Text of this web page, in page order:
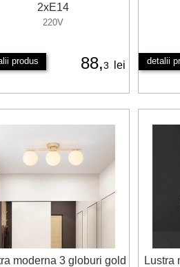
2xE14
220V
produs 88,3 lei detalii
moderna 3 globuri gold
Lustra